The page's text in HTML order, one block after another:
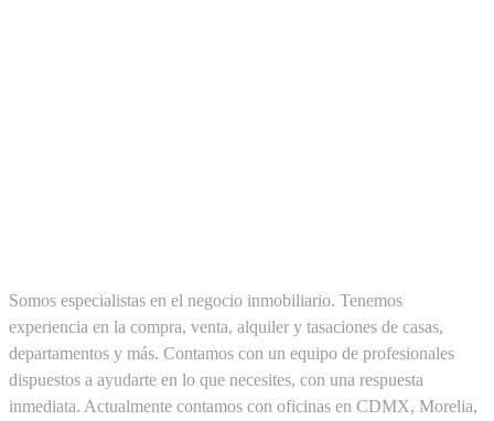
Somos especialistas en el negocio inmobiliario. Tenemos
experiencia en la compra, venta, alquiler y tasaciones de casas,
departamentos y más. Contamos con un equipo de profesionales
dispuestos a ayudarte en lo que necesites, con una respuesta
inmediata. Actualmente contamos con oficinas en CDMX, Morelia,